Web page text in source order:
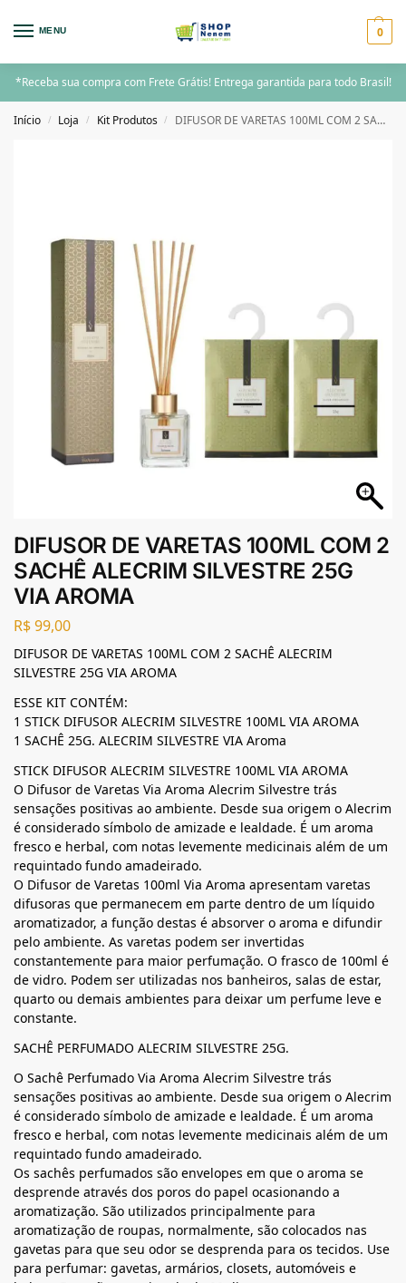
MENU 0
*Receba sua compra com Frete Grátis! Entrega garantida para todo Brasil!
Início / Loja / Kit Produtos / DIFUSOR DE VARETAS 100ML COM 2 SACHÊ ALECRIM SILVESTRE 25G VIA AROMA
DIFUSOR DE VARETAS 100ML COM 2
SACHÊ ALECRIM SILVESTRE 25G
VIA AROMA
R$99,00
DIFUSOR DE VARETAS 100ML COM 2 SACHÊ ALECRIM
SILVESTRE 25G VIA AROMA
ESSE KIT CONTÉM:
1 STICK DIFUSOR ALECRIM SILVESTRE 100ML VIA AROMA
1 SACHÊ 25G. ALECRIM SILVESTRE VIA Aroma
STICK DIFUSOR ALECRIM SILVESTRE 100ML VIA AROMA
O Difusor de Varetas Via Aroma Alecrim Silvestre trás
sensações positivas ao ambiente. Desde sua origem o Alecrim
é considerado símbolo de amizade e lealdade. É um aroma
fresco e herbal, com notas levemente medicinais além de um
requintado fundo amadeirado.
O Difusor de Varetas 100ml Via Aroma apresentam varetas
difusoras que permanecem em parte dentro de um líquido
aromatizador, a função destas é absorver o aroma e difundir
pelo ambiente. As varetas podem ser invertidas
constantemente para maior perfumação. O frasco de 100ml é
de vidro. Podem ser utilizadas nos banheiros, salas de estar,
quarto ou demais ambientes para deixar um perfume leve e
constante.
SACHÊ PERFUMADO ALECRIM SILVESTRE 25G.
O Sachê Perfumado Via Aroma Alecrim Silvestre trás
sensações positivas ao ambiente. Desde sua origem o Alecrim
é considerado símbolo de amizade e lealdade. É um aroma
fresco e herbal, com notas levemente medicinais além de um
requintado fundo amadeirado.
Os sachês perfumados são envelopes em que o aroma se
desprende através dos poros do papel ocasionando a
aromatização. São utilizados principalmente para
aromatização de roupas, normalmente, são colocados nas
gavetas para que seu odor se desprenda para os tecidos. Use
para perfumar: gavetas, armários, closets, automóveis e